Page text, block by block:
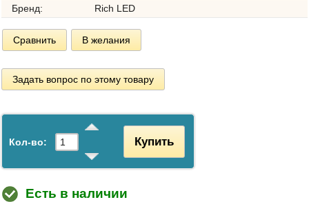
Бренд:
Rich LED
Сравнить В желания
Задать вопрос по этому товару
Кол-во: Купить
Есть в наличии